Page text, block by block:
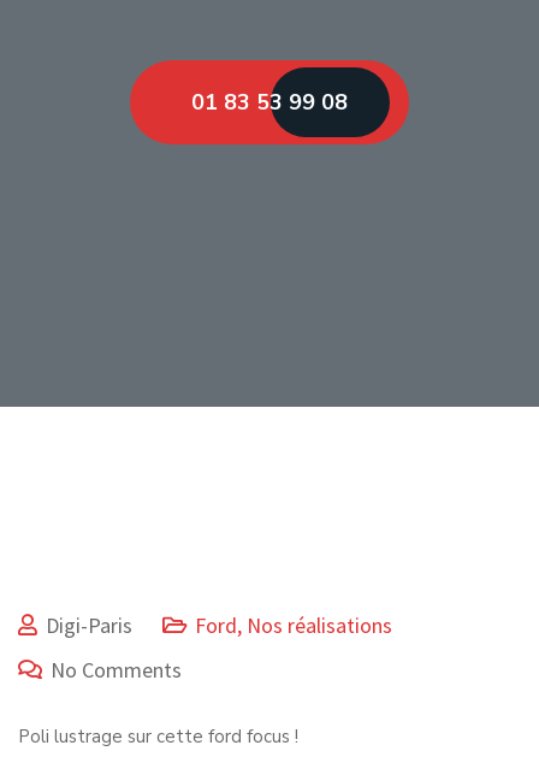
01 83 53 99 08
Digi-Paris Ford, Nos réalisations
No Comments
Poli lustrage sur cette ford focus !